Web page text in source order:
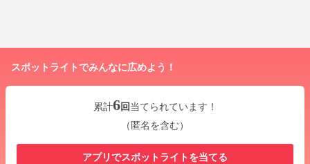
スポットライトでみんなに広めよう！
累計6回当てられています！
（匿名を含む）
アプリでスポットライトを当てる